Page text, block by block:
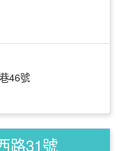
46號
路31號